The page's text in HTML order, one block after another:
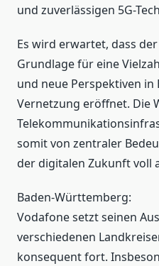
und zuverlässigen 5G-
Es wird erwartet, dass
Grundlage für eine
und neue Perspektiven
Vernetzung eröffnet. Die
somit von zentraler
der digitalen Zukunft voll
Baden-Württemberg:
Vodafone setzt seinen
verschiedenen
konsequent fort.